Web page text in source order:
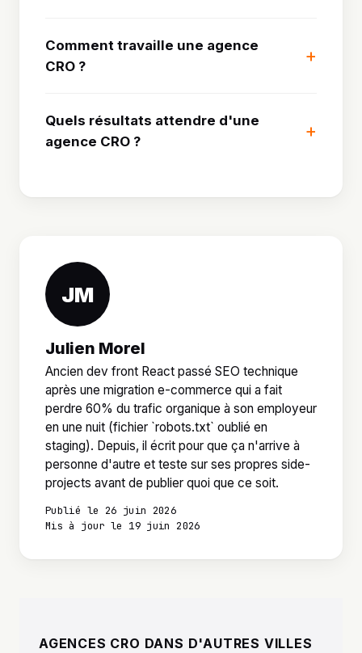
Comment travaille une agence
CRO ?
Quels résultats attendre d'une
agence CRO ?
JM
Julien Morel
Ancien dev front React passé SEO technique
après une migration e-commerce qui a fait
perdre 60% du trafic organique à son employeur
en une nuit (fichier `robots.txt` oublié en
staging). Depuis, il écrit pour que ça n'arrive à
personne d'autre et teste sur ses propres side-
projects avant de publier quoi que ce soit.
Publié le 26 juin 2026
Mis à jour le 19 juin 2026
AGENCES CRO DANS D'AUTRES VILLES